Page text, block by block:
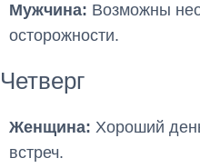
Мужчина: Возможны
осторожности.
Четверг
Женщина: Хороший
встреч.